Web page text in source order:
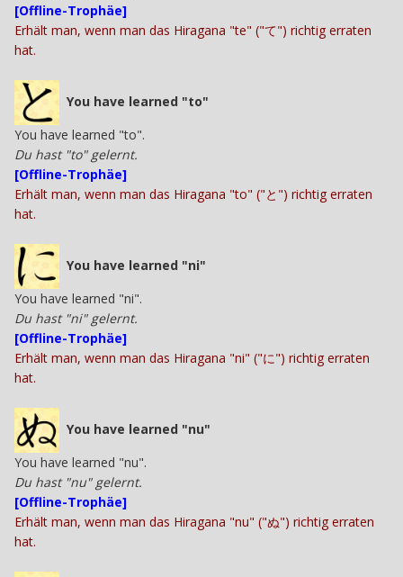
[Offline-Trophäe]
Erhält man, wenn man das Hiragana "te" ("て") richtig erraten
hat.
You have learned "to"
You have learned "to".
Du hast "to" gelernt.
[Offline-Trophäe]
Erhält man, wenn man das Hiragana "to" ("と") richtig erraten
hat.
You have learned "ni"
You have learned "ni".
Du hast "ni" gelernt.
[Offline-Trophäe]
Erhält man, wenn man das Hiragana "ni" ("に") richtig erraten
hat.
You have learned "nu"
You have learned "nu".
Du hast "nu" gelernt.
[Offline-Trophäe]
Erhält man, wenn man das Hiragana "nu" ("ぬ") richtig erraten
hat.